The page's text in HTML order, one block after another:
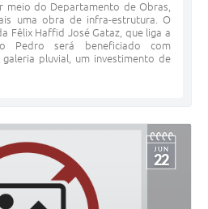
meio do Departamento de Obras,
uma obra de infra-estrutura. O
Fêlix Haffid José Gataz, que liga a
Pedro será beneficiado com
pluvial, um investimento de
JUN
22